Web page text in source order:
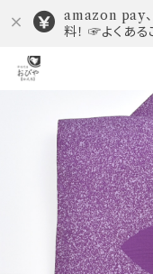
amazon pay、
料！ ☞よくある